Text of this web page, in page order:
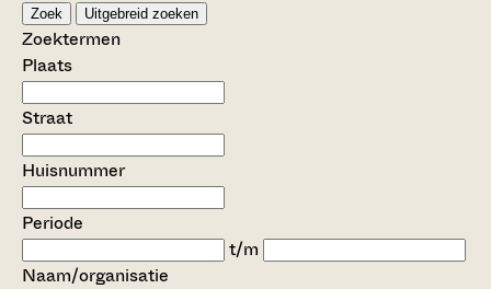
Zoek Uitgebreid zoeken
Zoektermen
Plaats
Straat
Huisnummer
Periode
t/m
Naam/organisatie